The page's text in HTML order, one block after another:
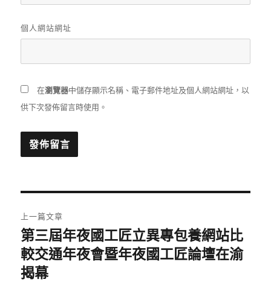
個人網站網址
在瀏覽器中儲存顯示名稱、電子郵件地址及個人網站網址，以
供下次發佈留言時使用。
章
導
覽
上一篇文章
上
一
篇
第三屆年夜國工匠立異專包養網站比
較交通年夜會暨年夜國工匠論壇在渝
揭幕